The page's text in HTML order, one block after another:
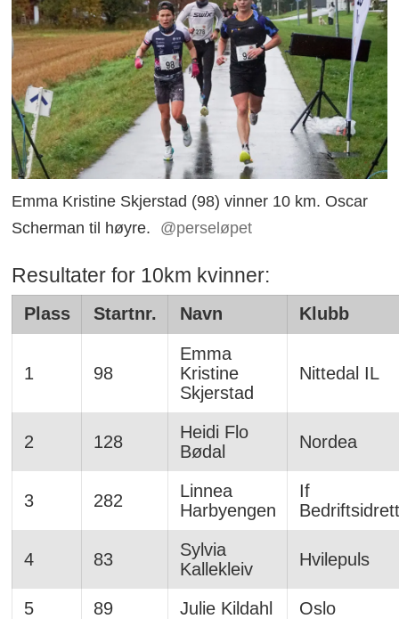
Emma Kristine Skjerstad (98) vinner 10 km. Oscar
Scherman til høyre.
@perseløpet
Resultater for 10km kvinner:
Plass Startnr. Navn Klubb
1 98
Emma
Kristine
Skjerstad
Nittedal IL
2 128
Heidi Flo
Bødal
Nordea
3 282
Linnea
Harbyengen
If
4 83
Sylvia
Kallekleiv
Hvilepuls
5 89 Julie Kildahl Oslo